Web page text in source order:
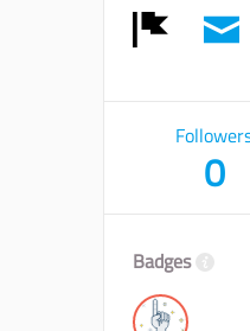
0
Badges